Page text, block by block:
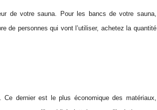
de votre sauna. Pour les bancs de votre sauna,
de personnes qui vont l’utiliser, achetez la quantité
dernier est le plus économique des matériaux,